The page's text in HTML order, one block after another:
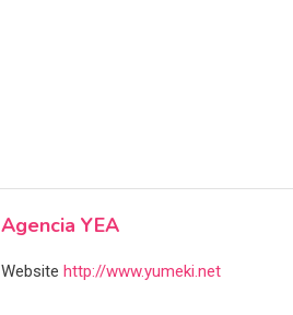
Agencia YEA
Website http://www.yumeki.net